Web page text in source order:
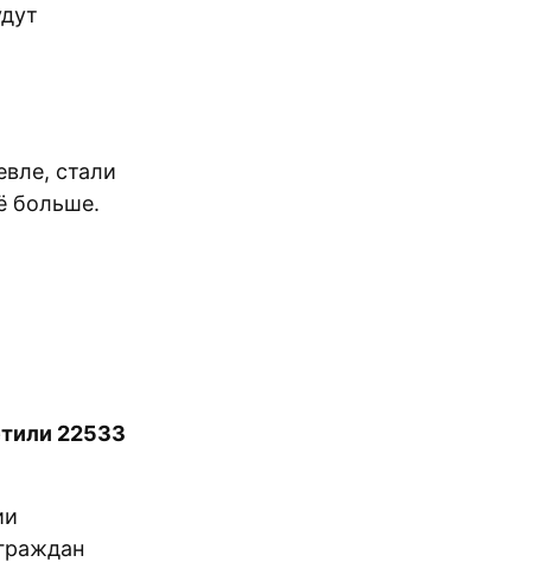
стали
больше.
22533